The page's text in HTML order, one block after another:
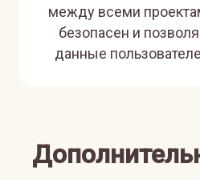
между всеми
безопасен и
данные